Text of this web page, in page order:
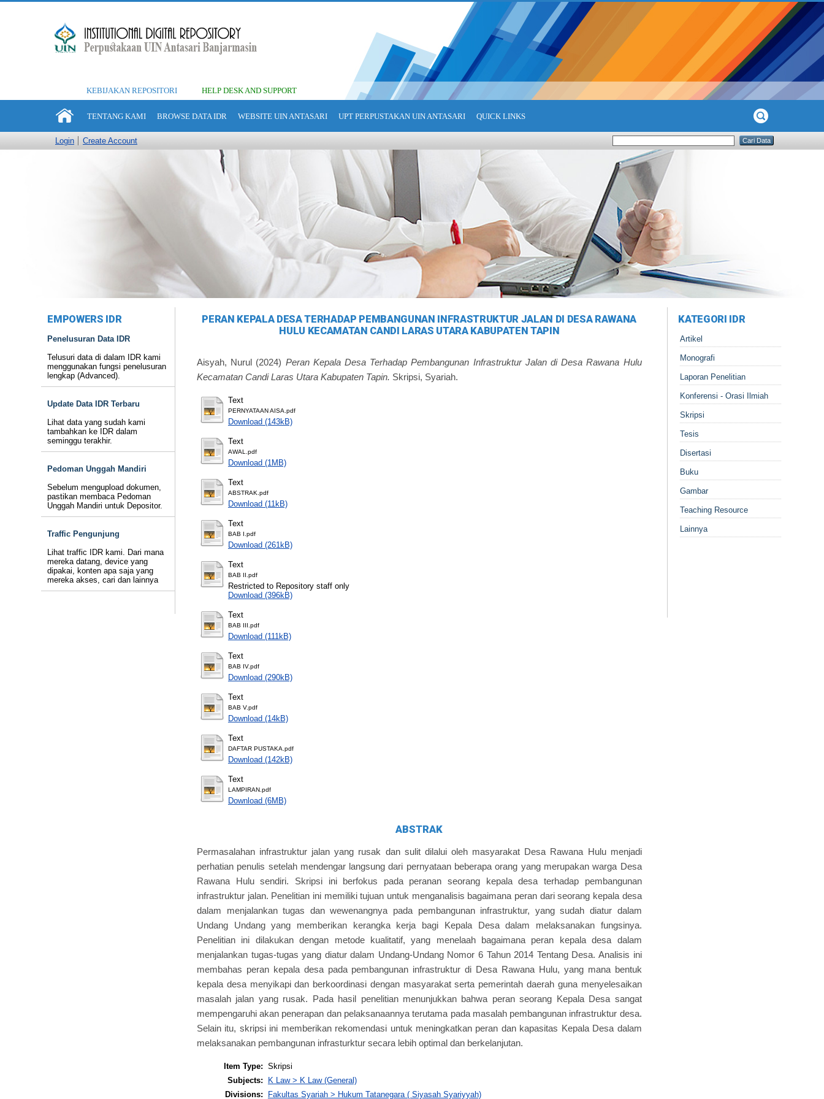
KEBIJAKAN REPOSITORI HELP DESK AND SUPPORT
TENTANG KAMI BROWSE DATA IDR WEBSITE UIN ANTASARI UPT PERPUSTAKAN UIN ANTASARI QUICK LINKS
Login Create Account
EMPOWERS IDR
Penelusuran Data IDR
Telusuri data di dalam IDR kami
menggunakan fungsi penelusuran
lengkap (Advanced).
Update Data IDR Terbaru
Lihat data yang sudah kami
tambahkan ke IDR dalam
seminggu terakhir.
Pedoman Unggah Mandiri
Sebelum mengupload dokumen,
pastikan membaca Pedoman
Unggah Mandiri untuk Depositor.
Traffic Pengunjung
Lihat traffic IDR kami. Dari mana
mereka datang, device yang
dipakai, konten apa saja yang
mereka akses, cari dan lainnya
PERAN KEPALA DESA TERHADAP PEMBANGUNAN INFRASTRUKTUR JALAN DI DESA RAWANA
HULU KECAMATAN CANDI LARAS UTARA KABUPATEN TAPIN
Aisyah, Nurul (2024) Peran Kepala Desa Terhadap Pembangunan Infrastruktur Jalan di Desa Rawana Hulu
Kecamatan Candi Laras Utara Kabupaten Tapin. Skripsi, Syariah.
Text
PERNYATAAN AISA.pdf
Download (143kB)
Text
AWAL.pdf
Download (1MB)
Text
ABSTRAK.pdf
Download (11kB)
Text
BAB I.pdf
Download (261kB)
Text
BAB II.pdf
Restricted to Repository staff only
Download (396kB)
Text
BAB III.pdf
Download (111kB)
Text
BAB IV.pdf
Download (290kB)
Text
BAB V.pdf
Download (14kB)
Text
DAFTAR PUSTAKA.pdf
Download (142kB)
Text
LAMPIRAN.pdf
Download (6MB)
ABSTRAK
Permasalahan infrastruktur jalan yang rusak dan sulit dilalui oleh masyarakat Desa Rawana Hulu menjadi
perhatian penulis setelah mendengar langsung dari pernyataan beberapa orang yang merupakan warga Desa
Rawana Hulu sendiri. Skripsi ini berfokus pada peranan seorang kepala desa terhadap pembangunan
infrastruktur jalan. Penelitian ini memiliki tujuan untuk menganalisis bagaimana peran dari seorang kepala desa
dalam menjalankan tugas dan wewenangnya pada pembangunan infrastruktur, yang sudah diatur dalam
Undang Undang yang memberikan kerangka kerja bagi Kepala Desa dalam melaksanakan fungsinya.
Penelitian ini dilakukan dengan metode kualitatif, yang menelaah bagaimana peran kepala desa dalam
menjalankan tugas-tugas yang diatur dalam Undang-Undang Nomor 6 Tahun 2014 Tentang Desa. Analisis ini
membahas peran kepala desa pada pembangunan infrastruktur di Desa Rawana Hulu, yang mana bentuk
kepala desa menyikapi dan berkoordinasi dengan masyarakat serta pemerintah daerah guna menyelesaikan
masalah jalan yang rusak. Pada hasil penelitian menunjukkan bahwa peran seorang Kepala Desa sangat
mempengaruhi akan penerapan dan pelaksanaannya terutama pada masalah pembangunan infrastruktur desa.
Selain itu, skripsi ini memberikan rekomendasi untuk meningkatkan peran dan kapasitas Kepala Desa dalam
melaksanakan pembangunan infrasturktur secara lebih optimal dan berkelanjutan.
Item Type: Skripsi
Subjects:
K Law > K Law (General)
Divisions:
Fakultas Syariah > Hukum Tatanegara ( Siyasah Syariyyah)
KATEGORI IDR
Artikel
Monografi
Laporan Penelitian
Konferensi - Orasi Ilmiah
Skripsi
Tesis
Disertasi
Buku
Gambar
Teaching Resource
Lainnya